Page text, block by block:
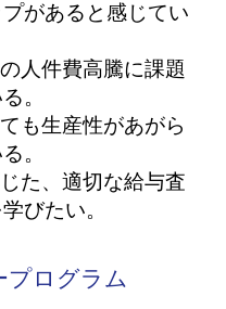
があると感じてい
人件費高騰に課題
。
も生産性があがら
。
た、適切な給与査
びたい。
プログラム